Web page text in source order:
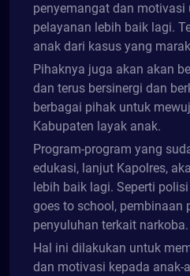
penyemangat dan motivasi
pelayanan lebih baik lagi.
anak dari kasus yang
Pihaknya juga akan akan
dan terus bersinergi dan
berbagai pihak untuk
Kabupaten layak anak.
Program-program yang
edukasi, lanjut Kapolres,
lebih baik lagi. Seperti
goes to school, pembinaan
penyuluhan terkait narkoba.
Hal ini dilakukan untuk
dan motivasi kepada anak-